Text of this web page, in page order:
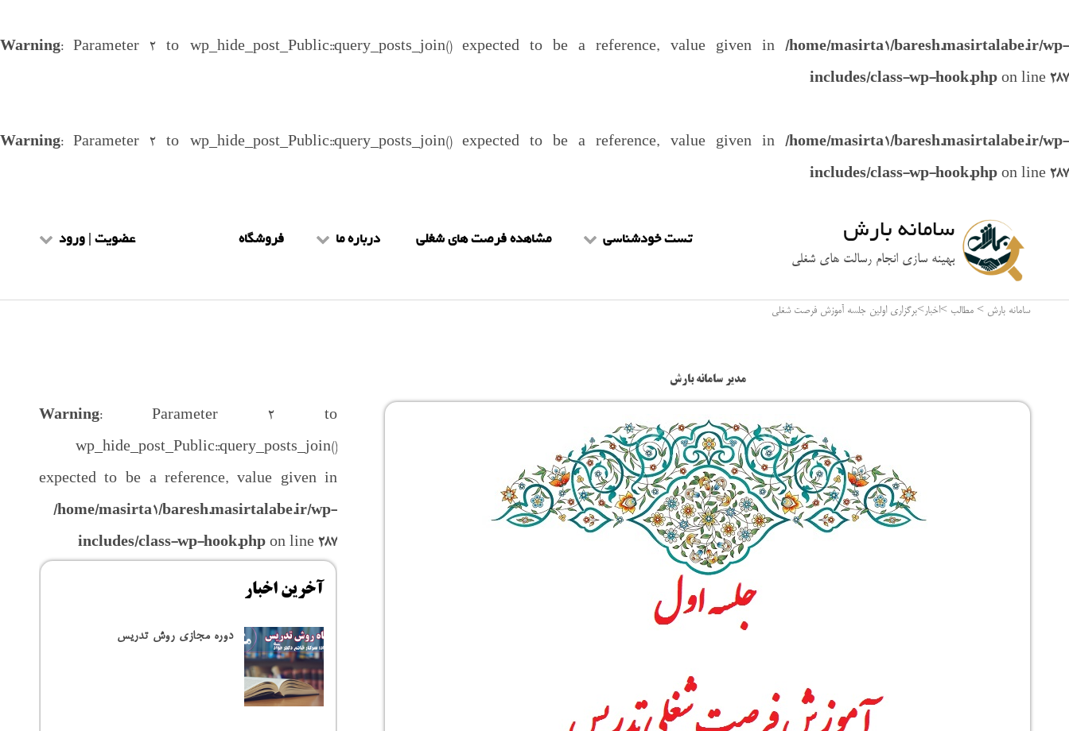
Warning: Parameter 2 to wp_hide_post_Public::query_posts_join() expected to be a reference, value given in /home/masirta1/baresh.masirtalabe.ir/wp-
includes/class-wp-hook.php on line 287
Warning: Parameter 2 to wp_hide_post_Public::query_posts_join() expected to be a reference, value given in /home/masirta1/baresh.masirtalabe.ir/wp-
includes/class-wp-hook.php on line 287
سامانه بارش
بهینه سازی انجام رسالت های شغلی
تست خودشناسی
تست mbti
مشاهده فرصت های شغلی درباره ما
شرایط و ضوابط
فروشگاه عضویت | ورود
عضویت طلاب
سامانه بارش > مطالب >اخبار>برگزاری اولین جلسه آموزش فرصت شغلی
مدیر سامانه بارش
Warning: Parameter 2 to
wp_hide_post_Public::query_posts_join()
expected to be a reference, value given in
/home/masirta1/baresh.masirtalabe.ir/wp-
includes/class-wp-hook.php on line287
آخرین اخبار
دوره مجازی روش تدریس